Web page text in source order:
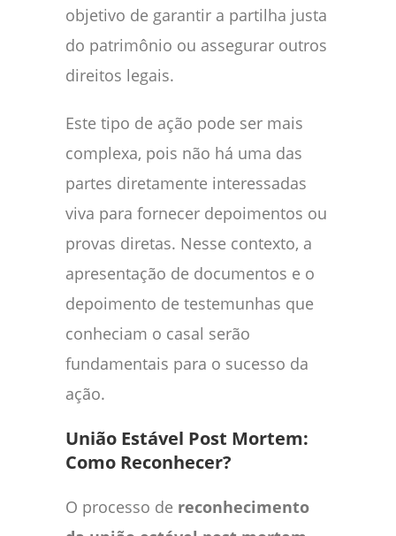
objetivo de garantir a partilha justa
do patrimônio ou assegurar outros
direitos legais.
Este tipo de ação pode ser mais
complexa, pois não há uma das
partes diretamente interessadas
viva para fornecer depoimentos ou
provas diretas. Nesse contexto, a
apresentação de documentos e o
depoimento de testemunhas que
conheciam o casal serão
fundamentais para o sucesso da
ação.
União Estável Post Mortem:
Como Reconhecer?
O processo de reconhecimento